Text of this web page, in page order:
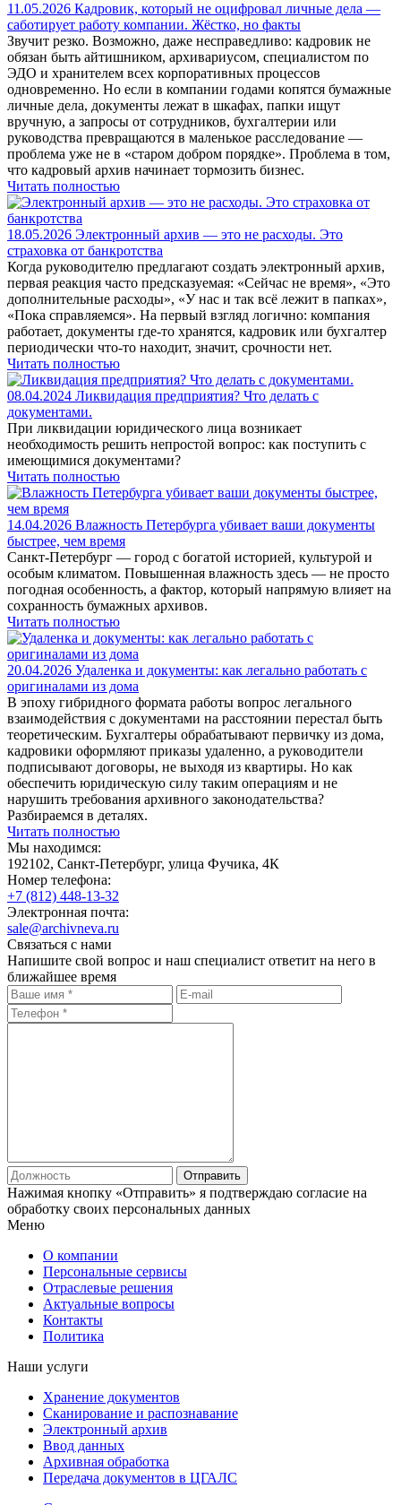
11.05.2026 Кадровик, который не оцифровал личные дела —
саботирует работу компании. Жёстко, но факты
Звучит резко. Возможно, даже несправедливо: кадровик не
обязан быть айтишником, архивариусом, специалистом по
ЭДО и хранителем всех корпоративных процессов
одновременно. Но если в компании годами копятся бумажные
личные дела, документы лежат в шкафах, папки ищут
вручную, а запросы от сотрудников, бухгалтерии или
руководства превращаются в маленькое расследование —
проблема уже не в «старом добром порядке». Проблема в том,
что кадровый архив начинает тормозить бизнес.
Читать полностью
18.05.2026 Электронный архив — это не расходы. Это
страховка от банкротства
Когда руководителю предлагают создать электронный архив,
первая реакция часто предсказуемая: «Сейчас не время», «Это
дополнительные расходы», «У нас и так всё лежит в папках»,
«Пока справляемся». На первый взгляд логично: компания
работает, документы где-то хранятся, кадровик или бухгалтер
периодически что-то находит, значит, срочности нет.
Читать полностью
08.04.2024 Ликвидация предприятия? Что делать с
документами.
При ликвидации юридического лица возникает
необходимость решить непростой вопрос: как поступить с
имеющимися документами?
Читать полностью
14.04.2026 Влажность Петербурга убивает ваши документы
быстрее, чем время
Санкт-Петербург — город с богатой историей, культурой и
особым климатом. Повышенная влажность здесь — не просто
погодная особенность, а фактор, который напрямую влияет на
сохранность бумажных архивов.
Читать полностью
20.04.2026 Удаленка и документы: как легально работать с
оригиналами из дома
В эпоху гибридного формата работы вопрос легального
взаимодействия с документами на расстоянии перестал быть
теоретическим. Бухгалтеры обрабатывают первичку из дома,
кадровики оформляют приказы удаленно, а руководители
подписывают договоры, не выходя из квартиры. Но как
обеспечить юридическую силу таким операциям и не
нарушить требования архивного законодательства?
Разбираемся в деталях.
Читать полностью
Мы находимся:
192102, Санкт-Петербург, улица Фучика, 4К
Номер телефона:
+7 (812) 448-13-32
Электронная почта:
sale@archivneva.ru
Связаться с нами
Напишите свой вопрос и наш специалист ответит на него в
ближайшее время
Отправить
Нажимая кнопку «Отправить» я подтверждаю согласие на
обработку своих персональных данных
Меню
О компании
Персональные сервисы
Отраслевые решения
Актуальные вопросы
Контакты
Политика
Наши услуги
Хранение документов
Сканирование и распознавание
Электронный архив
Ввод данных
Архивная обработка
Передача документов в ЦГАЛС